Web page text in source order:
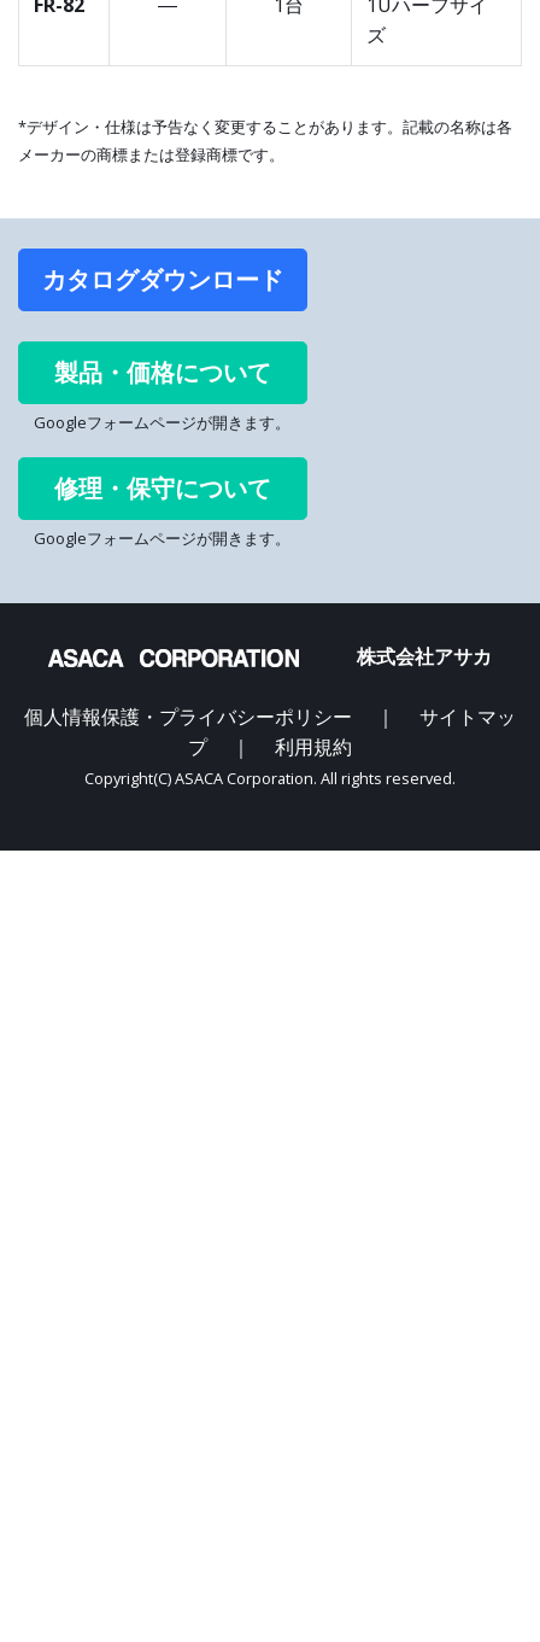
ズ
*デザイン・仕様は予告なく変更することがあります。記載の名称は各
メーカーの商標または登録商標です。
カタログダウンロード
製品・価格について
Googleフォームページが開きます。
修理・保守について
Googleフォームページが開きます。
株式会社アサカ
個人情報保護・プライバシーポリシー ｜
サイトマッ
プ
｜ 利用規約
Copyright(C) ASACA Corporation. All rights reserved.